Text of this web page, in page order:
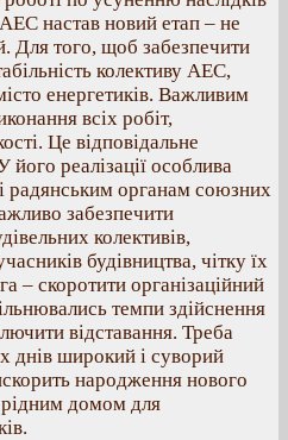
настав новий етап – не
Для того, щоб забезпечити
колективу АЕС,
енергетиків. Важливим
всіх робіт,
Це відповідальне
його реалізації особлива
радянським органам союзних
забезпечити
колективів,
будівництва, чітку їх
– скоротити організаційний
темпи здійснення
відставання. Треба
днів широкий і суворий
народження нового
рідним домом для